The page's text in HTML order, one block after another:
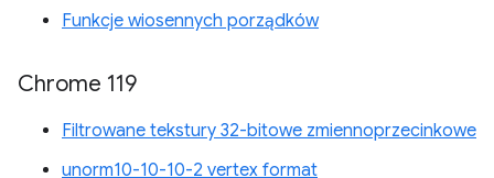
Funkcje wiosennych porządków
Chrome 119
Filtrowane tekstury 32-bitowe zmiennoprzecinkowe
unorm10-10-10-2 vertex format